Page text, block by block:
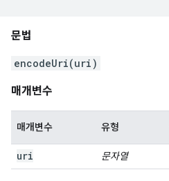
문법
encodeUri(uri)
매개변수
매개변수 유형
uri 문자열